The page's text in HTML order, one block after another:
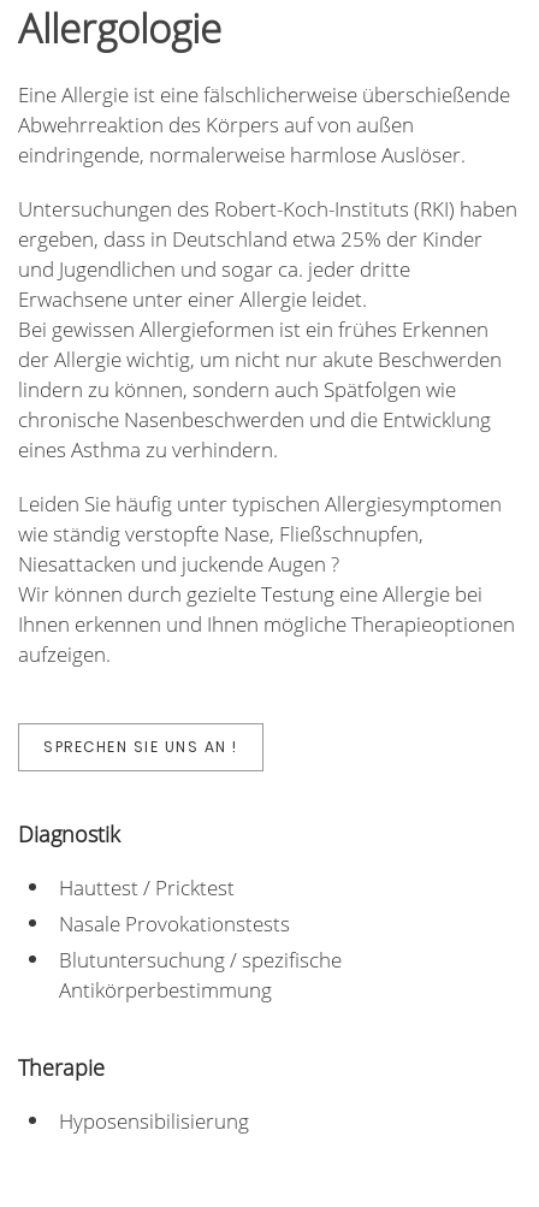
Allergologie
Eine Allergie ist eine fälschlicherweise überschießende
Abwehrreaktion des Körpers auf von außen
eindringende, normalerweise harmlose Auslöser.
Untersuchungen des Robert-Koch-Instituts (RKI) haben
ergeben, dass in Deutschland etwa 25% der Kinder
und Jugendlichen und sogar ca. jeder dritte
Erwachsene unter einer Allergie leidet.
Bei gewissen Allergieformen ist ein frühes Erkennen
der Allergie wichtig, um nicht nur akute Beschwerden
lindern zu können, sondern auch Spätfolgen wie
chronische Nasenbeschwerden und die Entwicklung
eines Asthma zu verhindern.
Leiden Sie häufig unter typischen Allergiesymptomen
wie ständig verstopfte Nase, Fließschnupfen,
Niesattacken und juckende Augen ?
Wir können durch gezielte Testung eine Allergie bei
Ihnen erkennen und Ihnen mögliche Therapieoptionen
aufzeigen.
SPRECHEN SIE UNS AN !
Diagnostik
Hauttest / Pricktest
Nasale Provokationstests
Blutuntersuchung / spezifische
Antikörperbestimmung
Therapie
Hyposensibilisierung